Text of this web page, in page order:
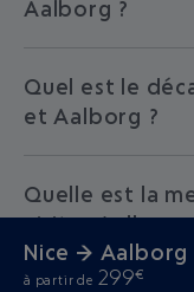
Nice → Aalborg
à partir de 299€
Aalborg ?
Quel est le
et Aalborg ?
Quelle est la
visiter Aalborg